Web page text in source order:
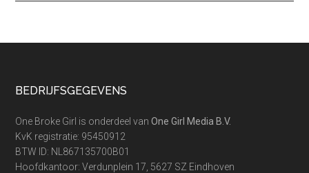
Footer
BEDRIJFSGEGEVENS
One Broke Girl is onderdeel vanOne Girl Media B.V.
KvK registratie: 95450912
BTW ID: NL867135700B01
Hoofdkantoor: Verdunplein 17, 5627 SZ Eindhoven